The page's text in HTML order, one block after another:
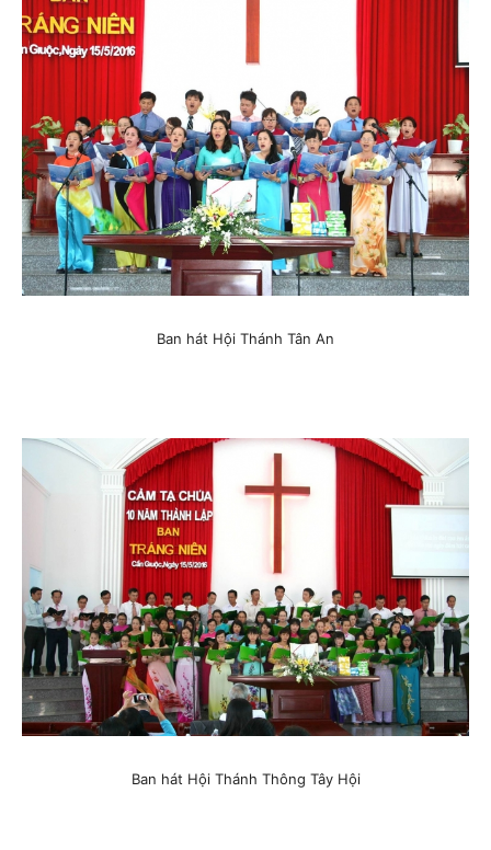
Ban hát Hội Thánh Tân An
Ban hát Hội Thánh Thông Tây Hội